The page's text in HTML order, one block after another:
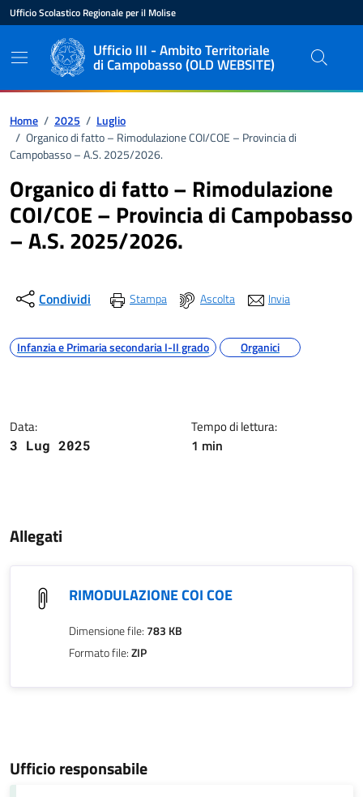
Vai ai contenuti
Vai al pié di pagina
Ente di appartenenza
Ufficio Scolastico Regionale per il Molise
Nome dell'enteUfficio III - Ambito Territoriale
di Campobasso (OLD WEBSITE)
Percorso di navigazione
Home / 2025 / Luglio
/ Organico di fatto – Rimodulazione COI/COE – Provincia di
Campobasso – A.S. 2025/2026.
Organico di fatto – Rimodulazione
COI/COE – Provincia di Campobasso
– A.S. 2025/2026.
Condividi Stampa Ascolta Invia
Argomenti
Infanzia e Primaria secondaria I-II grado Organici
Data:
3 Lug 2025
Tempo di lettura:
1 min
Allegati
RIMODULAZIONE COI COE
Dimensione file: 783 KB
Formato file:ZIP
Ufficio responsabile